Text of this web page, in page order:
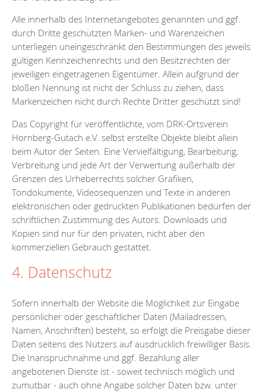
Alle innerhalb des Internetangebotes genannten und ggf.
durch Dritte geschützten Marken- und Warenzeichen
unterliegen uneingeschränkt den Bestimmungen des jeweils
gültigen Kennzeichenrechts und den Besitzrechten der
jeweiligen eingetragenen Eigentümer. Allein aufgrund der
bloßen Nennung ist nicht der Schluss zu ziehen, dass
Markenzeichen nicht durch Rechte Dritter geschützt sind!
Das Copyright für veröffentlichte, vom DRK-Ortsverein
Hornberg-Gutach e.V. selbst erstellte Objekte bleibt allein
beim Autor der Seiten. Eine Vervielfältigung, Bearbeitung,
Verbreitung und jede Art der Verwertung außerhalb der
Grenzen des Urheberrechts solcher Grafiken,
Tondokumente, Videosequenzen und Texte in anderen
elektronischen oder gedruckten Publikationen bedürfen der
schriftlichen Zustimmung des Autors. Downloads und
Kopien sind nur für den privaten, nicht aber den
kommerziellen Gebrauch gestattet.
4. Datenschutz
Sofern innerhalb der Website die Möglichkeit zur Eingabe
persönlicher oder geschäftlicher Daten (Mailadressen,
Namen, Anschriften) besteht, so erfolgt die Preisgabe dieser
Daten seitens des Nutzers auf ausdrücklich freiwilliger Basis.
Die Inanspruchnahme und ggf. Bezahlung aller
angebotenen Dienste ist - soweit technisch möglich und
zumutbar - auch ohne Angabe solcher Daten bzw. unter